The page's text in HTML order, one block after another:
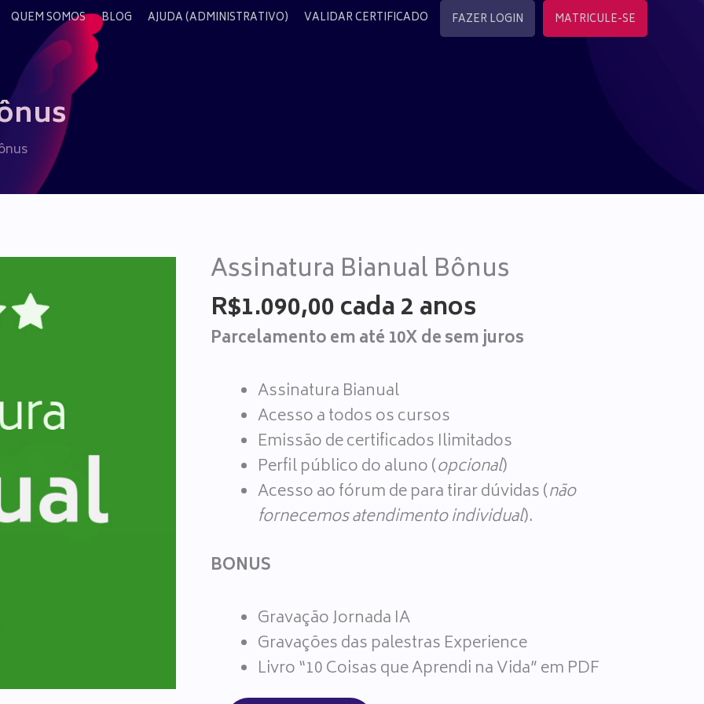
QUEM SOMOS BLOG AJUDA (ADMINISTRATIVO) VALIDAR CERTIFICADO FAZER LOGIN MATRICULE-SE
Assinatura Bianual Bônus
R$1.090,00cada 2 anos
Parcelamento em até 10X de sem juros
Assinatura Bianual
Acesso a todos os cursos
Emissão de certificados Ilimitados
Perfil público do aluno (opcional)
Acesso ao fórum de para tirar dúvidas (não
fornecemos atendimento individual).
BONUS
Gravação Jornada IA
Gravações das palestras Experience
Livro “10 Coisas que Aprendi na Vida” em PDF